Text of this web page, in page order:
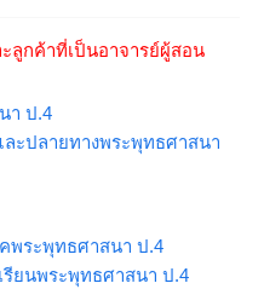
ลูกค้าที่เป็นอาจารย์ผู้สอน
า ป.4
ะปลายทางพระพุทธศาสนา
พระพุทธศาสนา ป.4
ยนพระพุทธศาสนา ป.4